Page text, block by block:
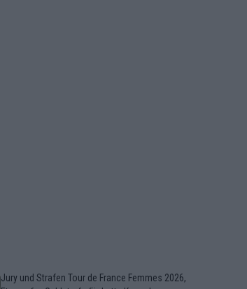
Jury und Strafen Tour de France Femmes 2026,